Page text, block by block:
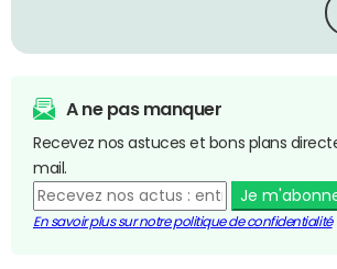
A ne pas manquer
Recevez nos astuces et bons plans
mail.
Je
En savoir plus sur notre politique de confidentialité